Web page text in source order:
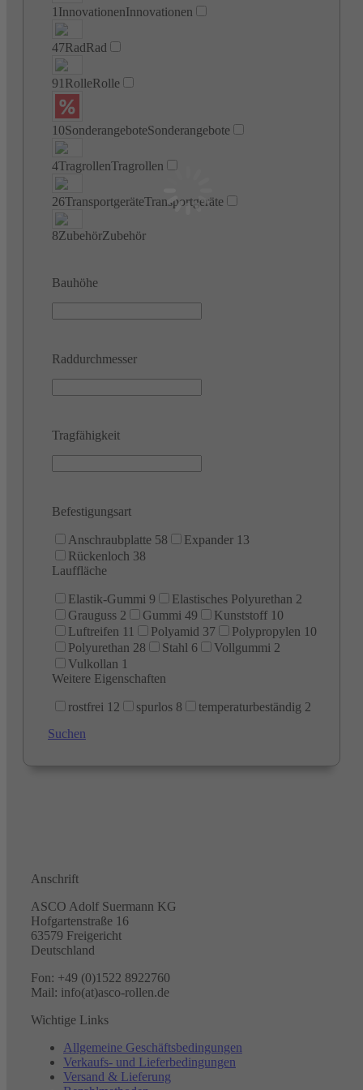
1 InnovationenInnovationen
47RadRad
91 RolleRolle
10SonderangeboteSonderangebote
4TragrollenTragrollen
26TransportgeräteTransportgeräte
8ZubehörZubehör
Bauhöhe
Raddurchmesser
Tragfähigkeit
Befestigungsart
Anschraubplatte 58 Expander 13
Rückenloch 38
Lauffläche
Elastik-Gummi 9 Elastisches Polyurethan 2
Grauguss 2 Gummi 49 Kunststoff 10
Luftreifen 11 Polyamid 37 Polypropylen 10
Polyurethan 28 Stahl 6 Vollgummi 2
Vulkollan 1
Weitere Eigenschaften
rostfrei 12 spurlos 8 temperaturbeständig 2
Suchen
Anschrift
ASCO Adolf Suermann KG
Hofgartenstraße 16
63579 Freigericht
Deutschland
Fon: +49 (0)1522 8922760
Mail: info(at)asco-rollen.de
Wichtige Links
Allgemeine Geschäftsbedingungen
Verkaufs- und Lieferbedingungen
Versand & Lieferung